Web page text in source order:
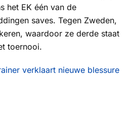
het EK één van de
saves. Tegen Zweden,
waardoor ze derde staat
toernooi.
verklaart nieuwe blessure